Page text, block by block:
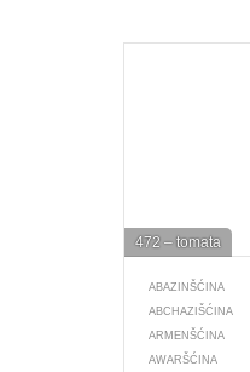
472 – tomata
ABAZINŠĆINA
ABCHAZIŠĆINA
ARMENŠĆINA
AWARŠĆINA